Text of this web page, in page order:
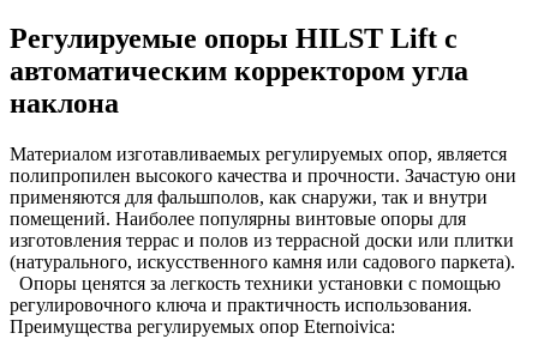
Регулируемые опоры HILST Lift с
автоматическим корректором угла
наклона
Материалом изготавливаемых регулируемых опор, является
полипропилен высокого качества и прочности. Зачастую они
применяются для фальшполов, как снаружи, так и внутри
помещений. Наиболее популярны винтовые опоры для
изготовления террас и полов из террасной доски или плитки
(натурального, искусственного камня или садового паркета).
Опоры ценятся за легкость техники установки с помощью
регулировочного ключа и практичность использования.
Преимущества регулируемых опор Eternoivica: